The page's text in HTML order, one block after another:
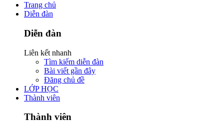
Trang chủ
Diễn đàn
Diễn đàn
Liên kết nhanh
Tìm kiếm diễn đàn
Bài viết gần đây
Đăng chủ đề
LỚP HỌC
Thành viên
Thành viên